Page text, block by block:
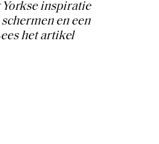
Yorkse inspiratie
en een
het artikel